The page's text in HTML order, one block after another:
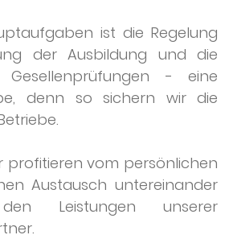
ist die Regelung
der Ausbildung und die
- eine
denn so sichern wir die
profitieren vom persönlichen
Austausch untereinander
Leistungen unserer